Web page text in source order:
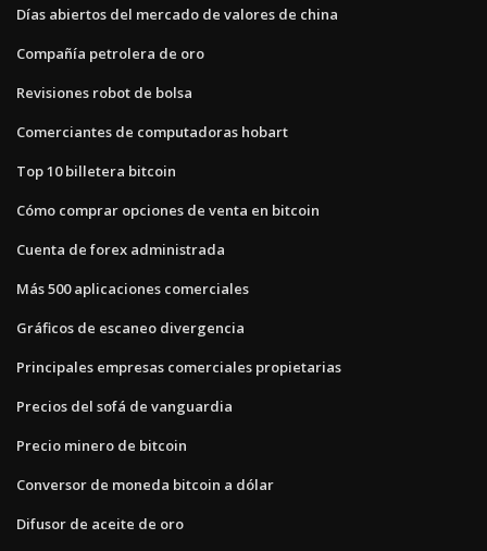
Días abiertos del mercado de valores de china
Compañía petrolera de oro
Revisiones robot de bolsa
Comerciantes de computadoras hobart
Top 10 billetera bitcoin
Cómo comprar opciones de venta en bitcoin
Cuenta de forex administrada
Más 500 aplicaciones comerciales
Gráficos de escaneo divergencia
Principales empresas comerciales propietarias
Precios del sofá de vanguardia
Precio minero de bitcoin
Conversor de moneda bitcoin a dólar
Difusor de aceite de oro